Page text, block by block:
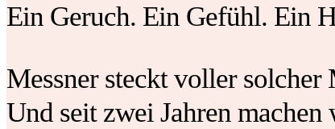
Ein Geruch. Ein Gefühl. Ein
Messner steckt voller solcher
Und seit zwei Jahren machen